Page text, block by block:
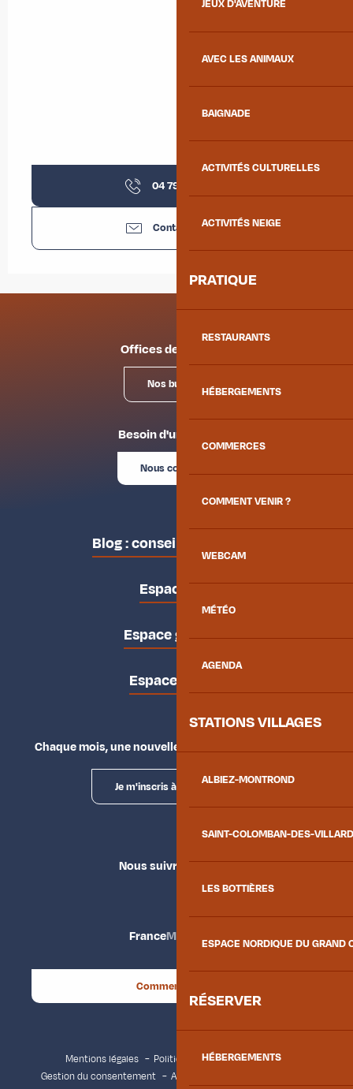
JEUX D'AVENTURE
AVEC LES ANIMAUX
BAIGNADE
ACTIVITÉS CULTURELLES
ACTIVITÉS NEIGE
PRATIQUE
RESTAURANTS
HÉBERGEMENTS
COMMERCES
COMMENT VENIR ?
WEBCAM
MÉTÉO
AGENDA
STATIONS VILLAGES
ALBIEZ-MONTROND
SAINT-COLOMBAN-DES-
LES BOTTIÈRES
ESPACE NORDIQUE DU GRAND
RÉSERVER
HÉBERGEMENTS
04 79 05 20
Contactez-nous
Offices de tourisme
Nos bureaux
Besoin d'un conseil ?
Nous contacter
Blog : conseils des locaux
Espace pro
Espace groupes
Espace presse
Chaque mois, une nouvelle façon d'explorer la vallée.
Je m'inscris à la newsletter
Nous suivre
FranceMaurienne
Comment venir ?
Mentions légales
Politique de confidentialité
Gestion du consentement
Accessibilité : non conforme